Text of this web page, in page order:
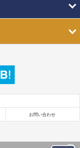
お問い合わせ